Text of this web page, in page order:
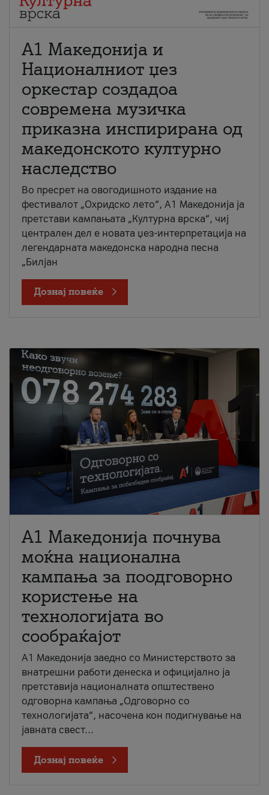
А1 Македонија и
Националниот џез
оркестар создадоа
современа музичка
приказна инспирирана од
македонското културно
наследство
Во пресрет на овогодишното издание на
фестивалот „Охридско лето“, А1 Македонија ја
претстави кампањата „Културна врска“, чиј
централен дел е новата џез-интерпретација на
легендарната македонска народна песна
„Билјан
Дознај повеќе
A1 Македонија почнува
моќна национална
кампања за поодговорно
користење на
технологијата во
сообраќајот
A1 Македонија заедно со Министерството за
внатрешни работи денеска и официјално ја
претставија националната општествено
одговорна кампања „Одговорно со
технологијата“, насочена кон подигнување на
јавната свест...
Дознај повеќе